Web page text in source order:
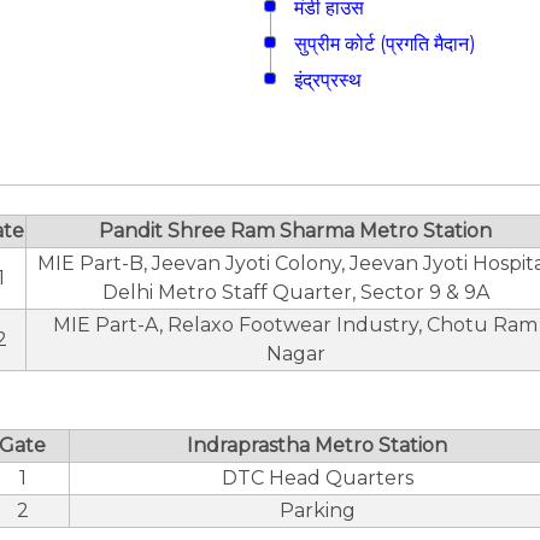
मंडी हाउस
सुप्रीम कोर्ट (प्रगति मैदान)
इंद्रप्रस्थ
Pandit Shree Ram Sharma Metro Station
MIE Part-B, Jeevan Jyoti Colony, Jeevan Jyoti
Delhi Metro Staff Quarter, Sector 9 & 9A
MIE Part-A, Relaxo Footwear Industry, Chotu Ram
Nagar
Gate
Indraprastha Metro Station
1
DTC Head Quarters
2
Parking